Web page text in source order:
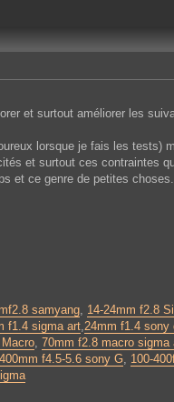
et surtout améliorer les
lorsque je fais les tests)
et surtout ces contraintes
et ce genre de petites
samyang, 14-24mm f2.8
f1.4 sigma art,24mm f1.4 sony
, 70mm f2.8 macro sigma
f4.5-5.6 sony G, 100-